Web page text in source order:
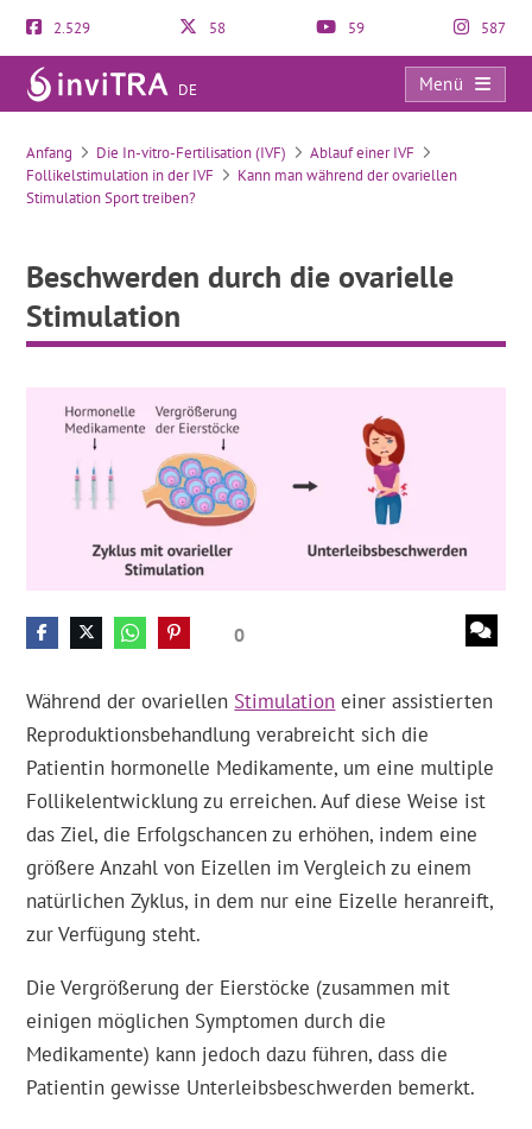
2.529 58 59 587
DE
Menü
Beschwerden durch die ovarielle Stimulation
Anfang Die In-vitro-Fertilisation (IVF)
Ablauf einer IVF
Follikelstimulation in der IVF
Kann man während der ovariellen
Stimulation Sport treiben?
Beschwerden durch die ovarielle
Stimulation
0
Während der ovariellen Stimulation einer assistierten
Reproduktionsbehandlung verabreicht sich die
Patientin hormonelle Medikamente, um eine multiple
Follikelentwicklung zu erreichen. Auf diese Weise ist
das Ziel, die Erfolgschancen zu erhöhen, indem eine
größere Anzahl von Eizellen im Vergleich zu einem
natürlichen Zyklus, in dem nur eine Eizelle heranreift,
zur Verfügung steht.
Die Vergrößerung der Eierstöcke (zusammen mit
einigen möglichen Symptomen durch die
Medikamente) kann jedoch dazu führen, dass die
Patientin gewisse Unterleibsbeschwerden bemerkt.